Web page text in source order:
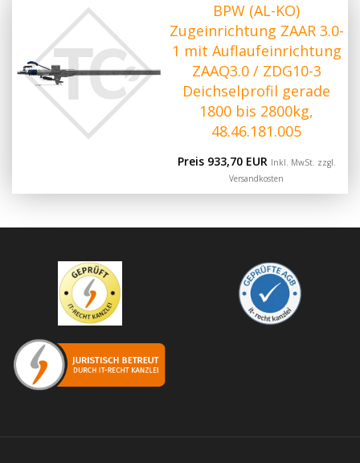
BPW (AL-KO)
Zugeinrichtung ZAAR 3.0-
1 mit Auflaufeinrichtung
ZAAQ3.0 / ZDG10-3
Deichselprofil gerade
1800 bis 2800kg,
48.46.181.005
Preis 933,70 EUR Inkl. MwSt. zzgl.
Versandkosten